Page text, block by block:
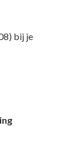
bij je